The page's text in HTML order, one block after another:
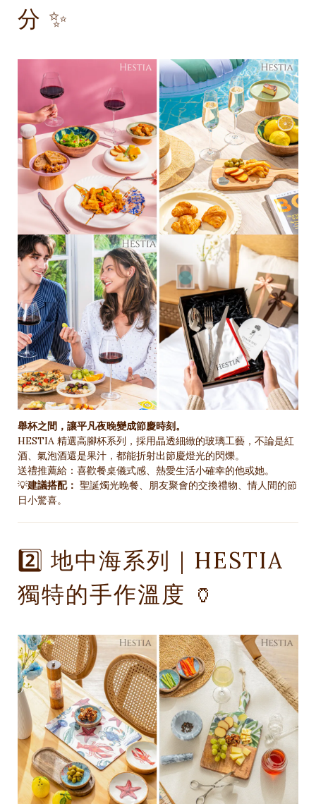
分 ✨
舉杯之間，讓平凡夜晚變成節慶時刻。
HESTIA 精選高腳杯系列，採用晶透細緻的玻璃工藝，不論是紅
酒、氣泡酒還是果汁，都能折射出節慶燈光的閃爍。
送禮推薦給：喜歡餐桌儀式感、熱愛生活小確幸的他或她。
💡建議搭配： 聖誕燭光晚餐、朋友聚會的交換禮物、情人間的節
日小驚喜。
2️⃣ 地中海系列｜HESTIA
獨特的手作溫度 🏺